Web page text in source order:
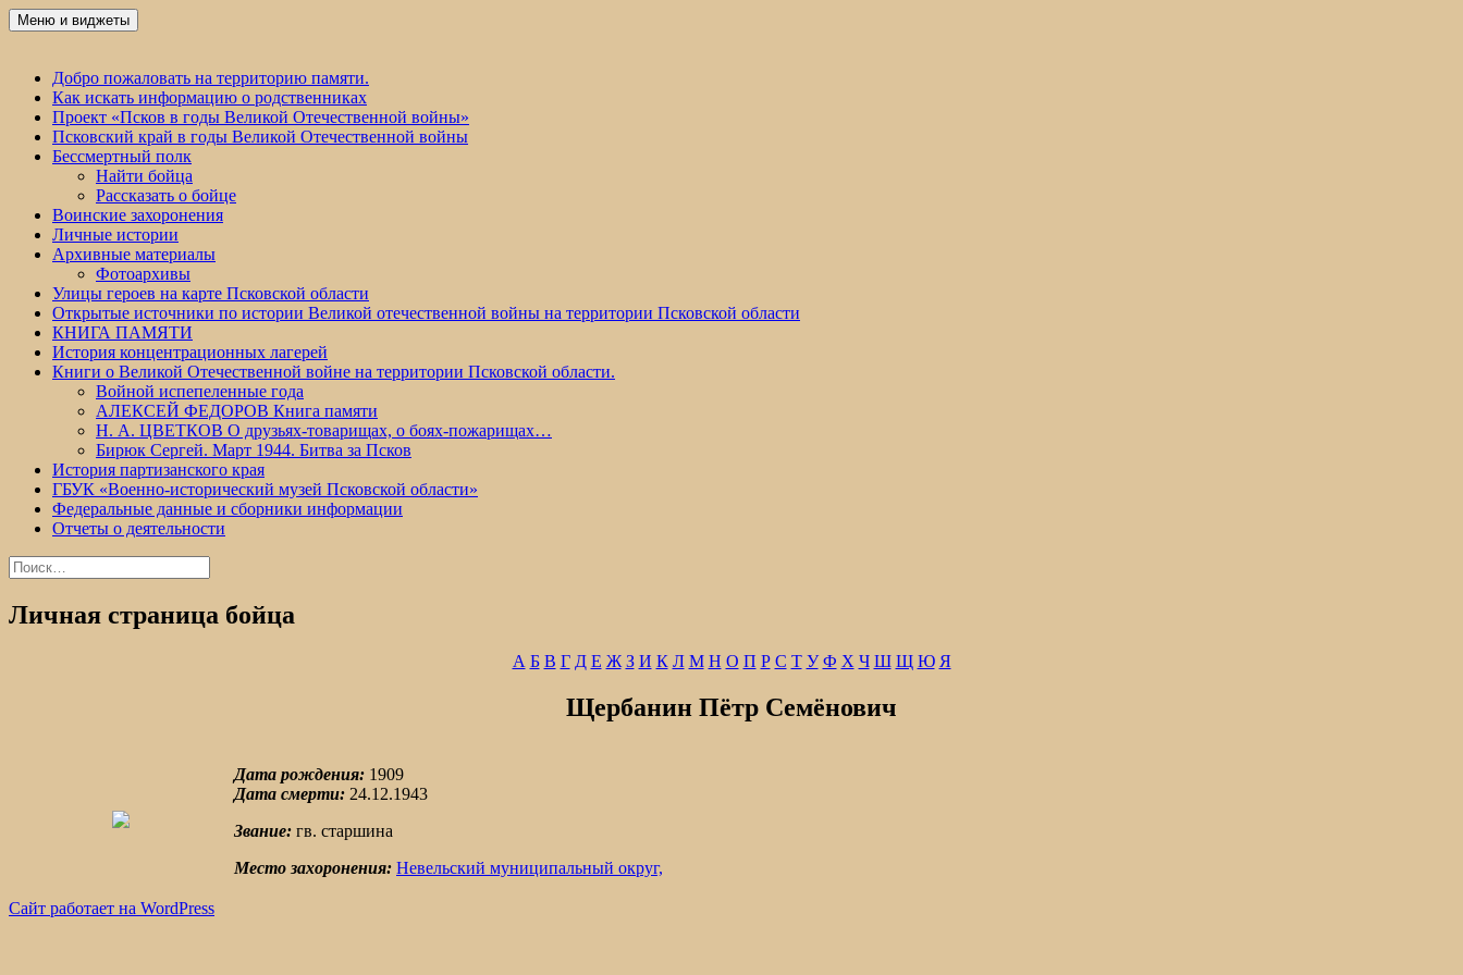
Перейти
к
Победа 60
Меню и виджеты
Добро пожаловать на территорию памяти.
Как искать информацию о родственниках
Проект «Псков в годы Великой Отечественной войны»
Псковский край в годы Великой Отечественной войны
Бессмертный полк
Найти бойца
Рассказать о бойце
Воинские захоронения
Личные истории
Архивные материалы
Фотоархивы
Улицы героев на карте Псковской области
Открытые источники по истории Великой отечественной войны на территории Псковской области
КНИГА ПАМЯТИ
История концентрационных лагерей
Книги о Великой Отечественной войне на территории Псковской области.
Войной испепеленные года
АЛЕКСЕЙ ФЕДОРОВ Книга памяти
Н. А. ЦВЕТКОВ О друзьях-товарищах, о боях-пожарищах…
Бирюк Сергей. Март 1944. Битва за Псков
История партизанского края
ГБУК «Военно-исторический музей Псковской области»
Федеральные данные и сборники информации
Отчеты о деятельности
Найти:
Личная страница бойца
А Б В Г Д Е Ж З И К Л М Н О П Р С Т У Ф Х Ч Ш Щ Ю Я
Щербанин Пётр Семёнович
Дата рождения: 1909
Дата смерти: 24.12.1943
Звание: гв. старшина
Место захоронения: Невельский муниципальный округ,
Сайт работает на WordPress